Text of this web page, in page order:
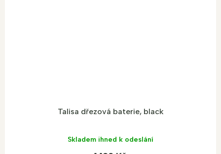
Talisa dřezová baterie, black
Skladem ihned k odeslání